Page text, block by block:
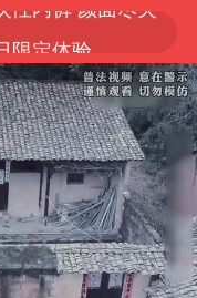
视频丨中国东方电气集团原党组副书记、董事宋致远被查
县发生3.4级地震
台风白海豚闭眼浙江上海处于危险半圆
袭击贯穿浙江
灾或由烟头引起
中国父女泰国骑摩托车坠崖1死1伤